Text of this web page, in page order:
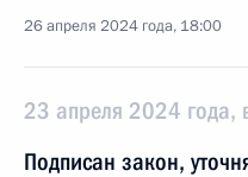
26 апреля 2024 года, 18:00
23 апреля 2024 года,
Подписан закон,